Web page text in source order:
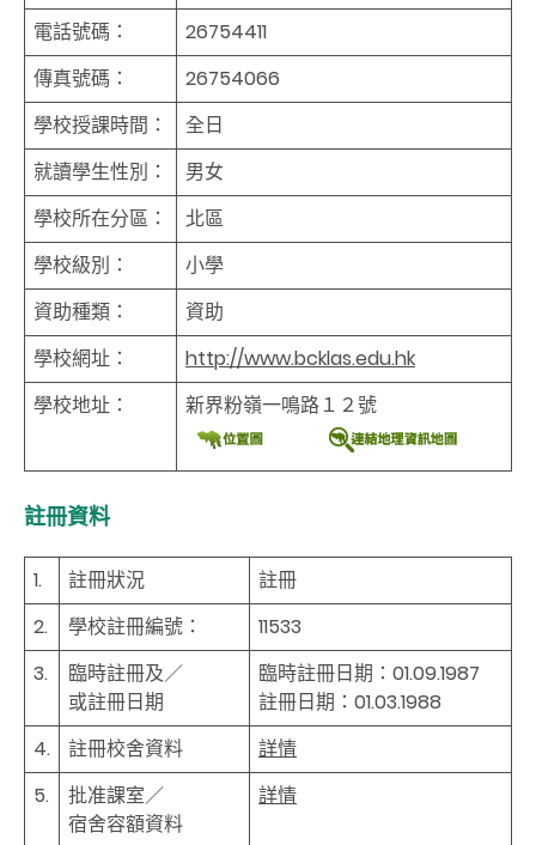
電話號碼：
26754411
傳真號碼：
26754066
學校授課時間：
全日
就讀學生性別：
男女
學校所在分區：
北區
學校級別：
小學
資助種類：
資助
學校網址：
http://www.bcklas.edu.hk
學校地址：
新界粉嶺一鳴路１２號
註冊資料
1. 註冊狀況
註冊
2.
學校註冊編號：
11533
3.
臨時註冊及／
或註冊日期
臨時註冊日期：01.09.1987
註冊日期：01.03.1988
4.
註冊校舍資料
詳情
5.
批准課室／
宿舍容額資料
詳情